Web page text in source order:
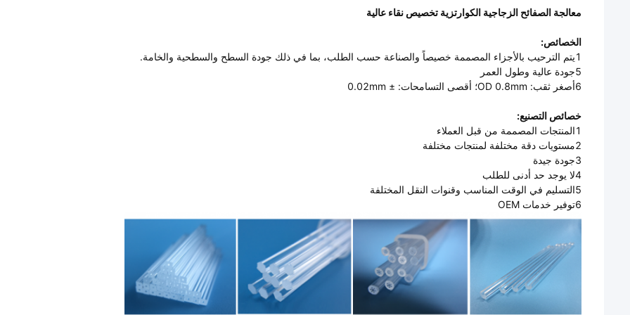
معالجة الصفائح الزجاجية الكوارتزية تخصيص نقاء عالية
الخصائص:
1يتم الترحيب بالأجزاء المصممة خصيصاً والصناعة حسب الطلب، بما في ذلك جودة السطح والسطحية والخامة.
5جودة عالية وطول العمر
6أصغر ثقب: OD 0.8mm؛ أقصى التسامحات: ± 0.02mm
خصائص التصنيع:
1المنتجات المصممة من قبل العملاء
2مستويات دقة مختلفة لمنتجات مختلفة
3جودة جيدة
4لا يوجد حد أدنى للطلب
5التسليم في الوقت المناسب وقنوات النقل المختلفة
6توفير خدمات OEM